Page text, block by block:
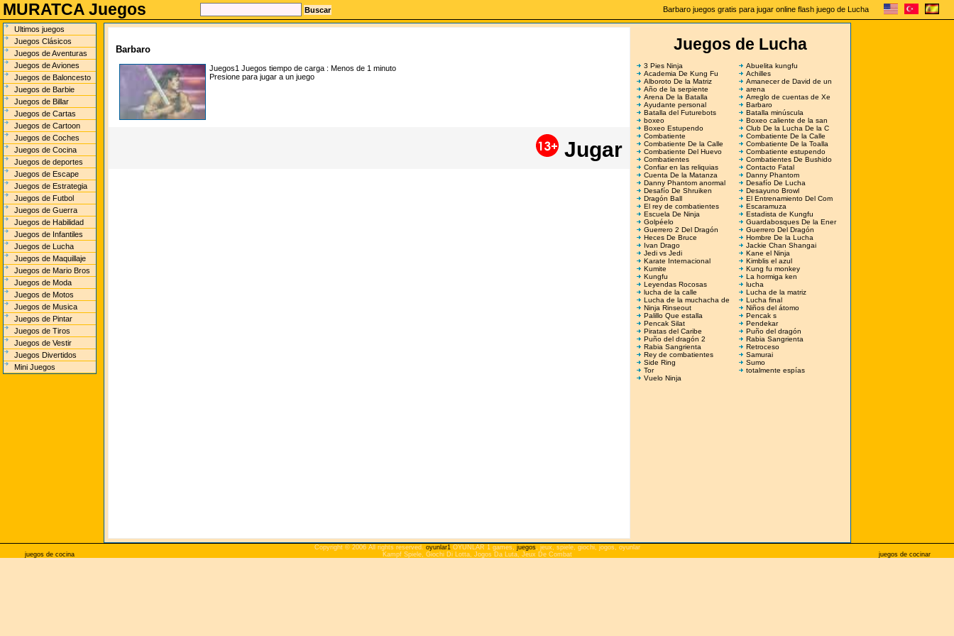
MURATCA Juegos Barbaro juegos gratis para jugar online flash juego de Lucha
Ultimos juegos
Juegos Clásicos
Juegos de Aventuras
Juegos de Aviones
Juegos de Baloncesto
Juegos de Barbie
Juegos de Billar
Juegos de Cartas
Juegos de Cartoon
Juegos de Coches
Juegos de Cocina
Juegos de deportes
Juegos de Escape
Juegos de Estrategia
Juegos de Futbol
Juegos de Guerra
Juegos de Habilidad
Juegos de Infantiles
Juegos de Lucha
Juegos de Maquillaje
Juegos de Mario Bros
Juegos de Moda
Juegos de Motos
Juegos de Musica
Juegos de Pintar
Juegos de Tiros
Juegos de Vestir
Juegos Divertidos
Mini Juegos
Barbaro
Juegos1 Juegos tiempo de carga : Menos de 1 minuto
Presione para jugar a un juego
Jugar
Juegos de Lucha
3 Pies Ninja
Abuelita kungfu
Academia De Kung Fu
Achilles
Alboroto De la Matriz
Amanecer de David de un
Año de la serpiente
arena
Arena De la Batalla
Arreglo de cuentas de Xe
Ayudante personal
Barbaro
Batalla del Futurebots
Batalla minúscula
boxeo
Boxeo caliente de la san
Boxeo Estupendo
Club De la Lucha De la C
Combatiente
Combatiente De la Calle
Combatiente De la Calle
Combatiente De la Toalla
Combatiente Del Huevo
Combatiente estupendo
Combatientes
Combatientes De Bushido
Confiar en las reliquias
Contacto Fatal
Cuenta De la Matanza
Danny Phantom
Danny Phantom anormal
Desafío De Lucha
Desafío De Shruiken
Desayuno Browl
Dragón Ball
El Entrenamiento Del Com
El rey de combatientes
Escaramuza
Escuela De Ninja
Estadista de Kungfu
Golpéelo
Guardabosques De la Ener
Guerrero 2 Del Dragón
Guerrero Del Dragón
Heces De Bruce
Hombre De la Lucha
Ivan Drago
Jackie Chan Shangai
Jedi vs Jedi
Kane el Ninja
Karate Internacional
Kimblis el azul
Kumite
Kung fu monkey
Kungfu
La hormiga ken
Leyendas Rocosas
lucha
lucha de la calle
Lucha de la matriz
Lucha de la muchacha de
Lucha final
Ninja Rinseout
Niños del átomo
Palillo Que estalla
Pencak s
Pencak Silat
Pendekar
Piratas del Caribe
Puño del dragón
Puño del dragón 2
Rabia Sangrienta
Rabia Sangrienta
Retroceso
Rey de combatientes
Samurai
Side Ring
Sumo
Tor
totalmente espías
Vuelo Ninja
juegos de cocina
Copyright © 2006 All rights reserved. oyunlar1OYUNLAR 1 games, juegos, jeux, spiele, giochi, jogos, oyunlar
Kampf Spiele, Giochi Di Lotta, Jogos Da Luta, Jeux De Combat
juegos de cocinar